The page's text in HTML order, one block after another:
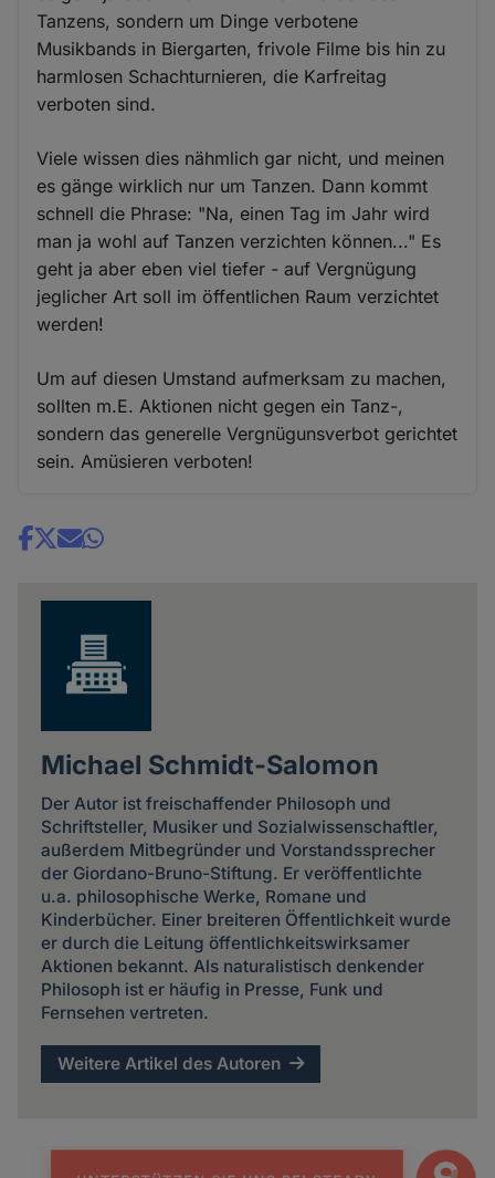
Tanzens, sondern um Dinge verbotene
Musikbands in Biergarten, frivole Filme bis hin zu
harmlosen Schachturnieren, die Karfreitag
verboten sind.
Viele wissen dies nähmlich gar nicht, und meinen
es gänge wirklich nur um Tanzen. Dann kommt
schnell die Phrase: "Na, einen Tag im Jahr wird
man ja wohl auf Tanzen verzichten können..." Es
geht ja aber eben viel tiefer - auf Vergnügung
jeglicher Art soll im öffentlichen Raum verzichtet
werden!
Um auf diesen Umstand aufmerksam zu machen,
sollten m.E. Aktionen nicht gegen ein Tanz-,
sondern das generelle Vergnügunsverbot gerichtet
sein. Amüsieren verboten!
Share
Michael Schmidt-Salomon
Der Autor ist freischaffender Philosoph und
Schriftsteller, Musiker und Sozialwissenschaftler,
außerdem Mitbegründer und Vorstandssprecher
der Giordano-Bruno-Stiftung. Er veröffentlichte
u.a. philosophische Werke, Romane und
Kinderbücher. Einer breiteren Öffentlichkeit wurde
er durch die Leitung öffentlichkeitswirksamer
Aktionen bekannt. Als naturalistisch denkender
Philosoph ist er häufig in Presse, Funk und
Fernsehen vertreten.
Weitere Artikel des Autoren